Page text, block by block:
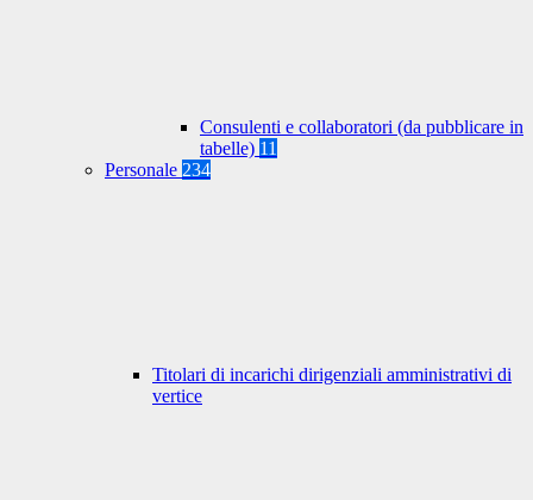
Consulenti e collaboratori (da pubblicare in
tabelle) 11
Personale 234
Titolari di incarichi dirigenziali amministrativi di
vertice